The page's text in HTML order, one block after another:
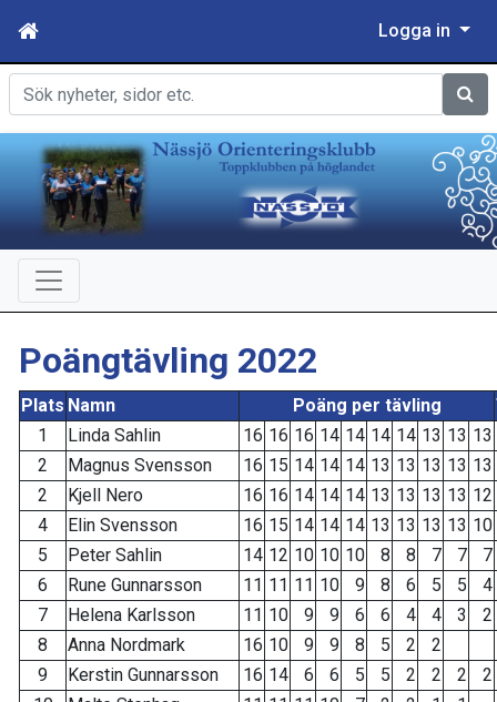
Logga in
Sök
Poängtävling 2022
Plats Namn Poäng per tävling
1
Linda Sahlin 16 16 16 14 14 14 14 13 13 13
2
Magnus Svensson 16 15 14 14 14 13 13 13 13 13
2
Kjell Nero 16 16 14 14 14 13 13 13 13 12
4
Elin Svensson 16 15 14 14 14 13 13 13 13 10
5
Peter Sahlin 14 12 10 10 10 8 8 7 7
7
6
Rune Gunnarsson 11 11 11 10 9 8 6 5 5
4
7
Helena Karlsson 11 10 9 9 6 6 4 4 3
2
8
Anna Nordmark 16 10 9 9 8 5 2
2
9
Kerstin Gunnarsson 16 14 6 6 5 5 2 2 2
2